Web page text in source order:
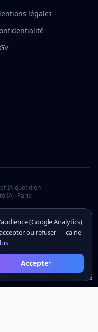
(Google Analytics)
ou refuser — ça ne
Accepter
légales
IA quotidien
IA · Paris
S'inscrire
S'inscrire